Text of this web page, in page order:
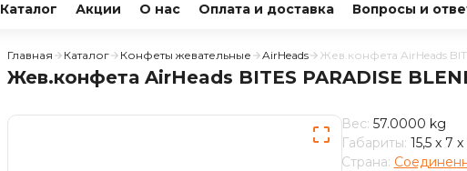
Каталог Акции О нас Оплата и доставка Вопросы и
Главная Каталог Конфеты жевательные AirHeads Жев.конфета AirHeads
Жев.конфета AirHeads BITES PARADISE
Вес: 57.0000 kg
Габариты: 15,5 x 7
Страна: